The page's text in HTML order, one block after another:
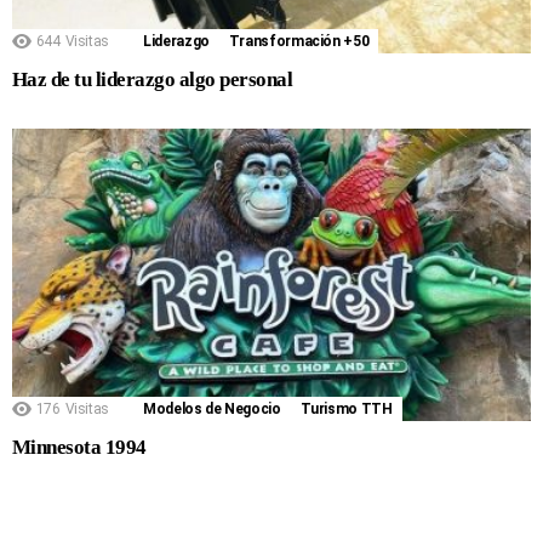
644 Visitas Liderazgo Transformación +50
Haz de tu liderazgo algo personal
176 Visitas Modelos de Negocio Turismo TTH
Minnesota 1994